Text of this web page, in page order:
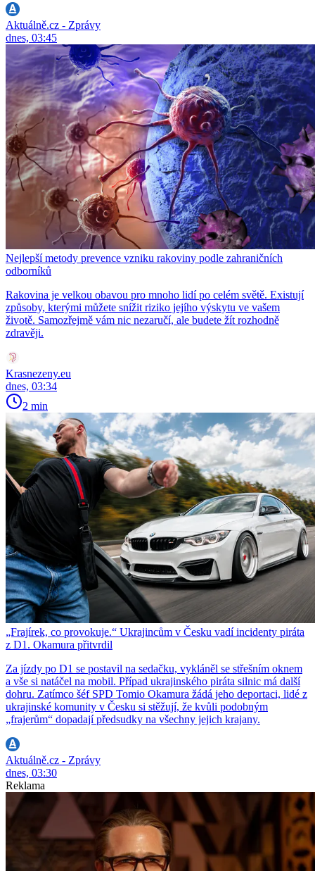
Aktuálně.cz - Zprávy
dnes, 03:45
Nejlepší metody prevence vzniku rakoviny podle zahraničních
odborníků
Rakovina je velkou obavou pro mnoho lidí po celém světě. Existují
způsoby, kterými můžete snížit riziko jejího výskytu ve vašem
životě. Samozřejmě vám nic nezaručí, ale budete žít rozhodně
zdravěji.
Krasnezeny.eu
dnes, 03:34
2 min
„Frajírek, co provokuje.“ Ukrajincům v Česku vadí incidenty piráta
z D1. Okamura přitvrdil
Za jízdy po D1 se postavil na sedačku, vykláněl se střešním oknem
a vše si natáčel na mobil. Případ ukrajinského piráta silnic má další
dohru. Zatímco šéf SPD Tomio Okamura žádá jeho deportaci, lidé z
ukrajinské komunity v Česku si stěžují, že kvůli podobným
„frajerům“ dopadají předsudky na všechny jejich krajany.
Aktuálně.cz - Zprávy
dnes, 03:30
Reklama